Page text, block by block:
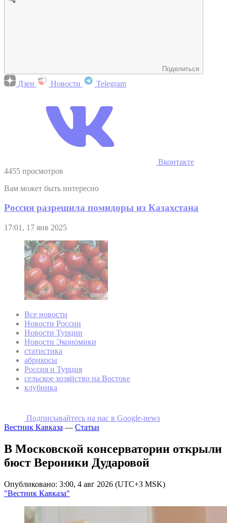
Поделиться
Дзен Новости Telegram
Вконтакте
4455 просмотров
Вам может быть интересно
Россия разрешила помидоры из Казахстана
17:01, 17 янв 2025
Все новости
Новости России
Новости Турции
Новости Экономики
статистика
абрикосы
Россия и Турция
сельское хозяйство на Востоке
клубника
Подписывайтесь на наc в Google-news
Вестник Кавказа — Статьи
В Московской консерватории открыли
бюст Вероники Дударовой
Опубликовано: 3:00, 4 авг 2026 (UTC+3 MSK)
"Вестник Кавказа"